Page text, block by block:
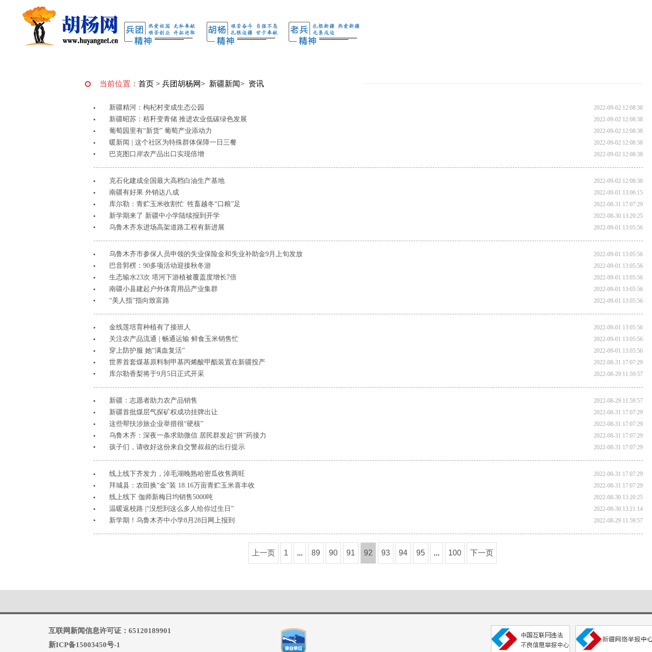
当前位置： 首页 > 兵团胡杨网> 新疆新闻> 资讯
新疆精河：枸杞村变成生态公园 2022-09-02 12:08:38
新疆昭苏：秸秆变青储 推进农业低碳绿色发展 2022-09-02 12:08:38
葡萄园里有“新货” 葡萄产业添动力 2022-09-02 12:08:38
暖新闻 | 这个社区为特殊群体保障一日三餐 2022-09-02 12:08:38
巴克图口岸农产品出口实现倍增 2022-09-02 12:08:38
克石化建成全国最大高档白油生产基地 2022-09-02 12:08:38
南疆有好果 外销达八成 2022-09-01 13:06:15
库尔勒：青贮玉米收割忙 牲畜越冬“口粮”足 2022-08-31 17:07:29
新学期来了 新疆中小学陆续报到开学 2022-08-30 13:20:25
乌鲁木齐东进场高架道路工程有新进展 2022-09-01 13:05:56
乌鲁木齐市参保人员申领的失业保险金和失业补助金9月上旬发放 2022-09-01 13:05:56
巴音郭楞：90多项活动迎接秋冬游 2022-09-01 13:05:56
生态输水23次 塔河下游植被覆盖度增长7倍 2022-09-01 13:05:56
南疆小县建起户外体育用品产业集群 2022-09-01 13:05:56
“美人指”指向致富路 2022-09-01 13:05:56
金线莲培育种植有了接班人 2022-09-01 13:05:56
关注农产品流通 | 畅通运输 鲜食玉米销售忙 2022-09-01 13:05:56
穿上防护服 她“满血复活” 2022-09-01 13:05:56
世界首套煤基原料制甲基丙烯酸甲酯装置在新疆投产 2022-08-31 17:07:29
库尔勒香梨将于9月5日正式开采 2022-08-29 11:59:57
新疆：志愿者助力农产品销售 2022-08-29 11:59:57
新疆首批煤层气探矿权成功挂牌出让 2022-08-31 17:07:29
这些帮扶涉旅企业举措很“硬核” 2022-08-31 17:07:29
乌鲁木齐：深夜一条求助微信 居民群发起“拼”药接力 2022-08-31 17:07:29
孩子们，请收好这份来自交警叔叔的出行提示 2022-08-31 17:07:29
线上线下齐发力，淖毛湖晚熟哈密瓜收售两旺 2022-08-31 17:07:29
拜城县：农田换“金”装 18.16万亩青贮玉米喜丰收 2022-08-31 17:07:29
线上线下 伽师新梅日均销售5000吨 2022-08-30 13:20:25
温暖返校路 |“没想到这么多人给你过生日” 2022-08-30 13:21:14
新学期！乌鲁木齐中小学8月28日网上报到 2022-08-29 11:59:57
上一页 1 ... 89 90 91 92 93 94 95 ... 100 下一页
互联网新闻信息许可证：65120189901
新ICP备15003450号-1